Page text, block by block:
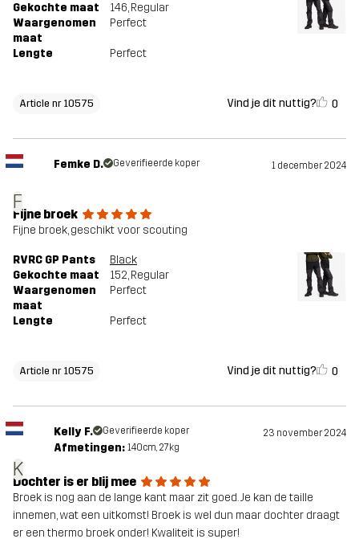
Gekochte maat
146, Regular
Waargenomen
maat
Perfect
Lengte Perfect
Article nr 10575 Vind je dit nuttig? 0
F
Femke D. Geverifieerde koper 1 december 2024
Fijne broek
Fijne broek, geschikt voor scouting
RVRC GP Pants
Black
Gekochte maat
152, Regular
Waargenomen
maat
Perfect
Lengte Perfect
Article nr 10575 Vind je dit nuttig? 0
K
Kelly F. Geverifieerde koper 23 november 2024
Afmetingen: 140cm, 27kg
Dochter is er blij mee
Broek is nog aan de lange kant maar zit goed. Je kan de taille
innemen, wat een uitkomst! Broek is wel dun maar dochter draagt
er een thermo broek onder! Kwaliteit is super!